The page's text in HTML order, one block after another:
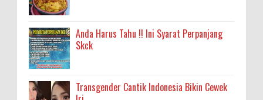
Anda Harus Tahu !! Ini Syarat Perpanjang
Skck
Transgender Cantik Indonesia Bikin Cewek